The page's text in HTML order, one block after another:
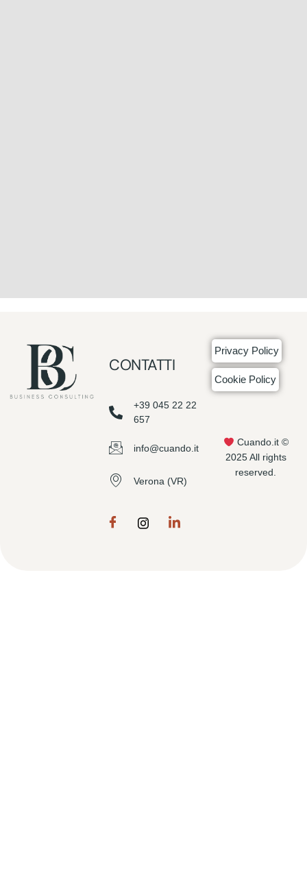
CONTATTI
+39 045 22 22
657
info@cuando.it
Verona (VR)
Privacy Policy
Cookie Policy
Cuando.it ©
2025 All rights
reserved.